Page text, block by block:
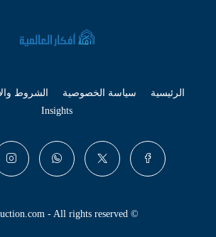
الرئيسية سياسة الخصوصية الشروط
Insights